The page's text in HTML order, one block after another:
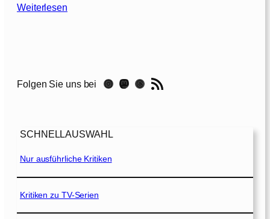
Weiterlesen:
G
h
o
r
e
Folgen Sie uns bei Instagram Mastodon Threads RSS-Feed
SCHNELLAUSWAHL
Nur ausführliche Kritiken
Kritiken zu TV-Serien